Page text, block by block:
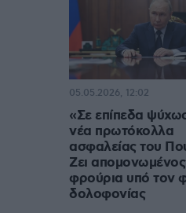
«Σε επίπεδα
νέα πρωτόκολλα
ασφαλείας του
Ζει
φρούρια υπό τον
δολοφονίας
05.05.2026, 12:02